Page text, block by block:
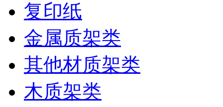
复印纸
金属质架类
其他材质架类
木质架类